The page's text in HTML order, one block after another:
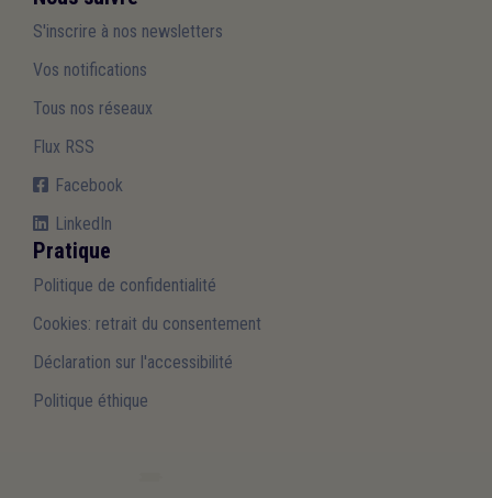
S'inscrire à nos newsletters
Vos notifications
Tous nos réseaux
Flux RSS
Facebook
LinkedIn
Pratique
Politique de confidentialité
Cookies: retrait du consentement
Déclaration sur l'accessibilité
Politique éthique